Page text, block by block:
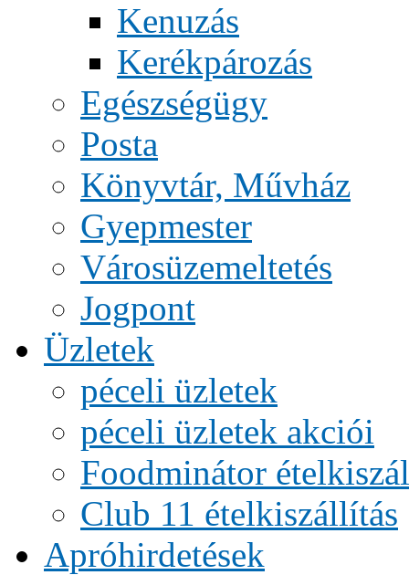
Kenuzás
Kerékpározás
Egészségügy
Posta
Könyvtár, Művház
Gyepmester
Városüzemeltetés
Jogpont
Üzletek
péceli üzletek
péceli üzletek akciói
Foodminátor
Club 11 ételkiszállítás
Apróhirdetések